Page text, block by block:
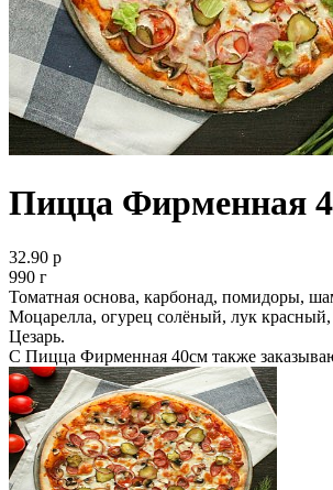
Пицца Фирменная
32.90 р
990 г
Томатная основа, карбонад, помидоры,
Моцарелла, огурец солёный, лук красный,
Цезарь.
С Пицца Фирменная 40см также